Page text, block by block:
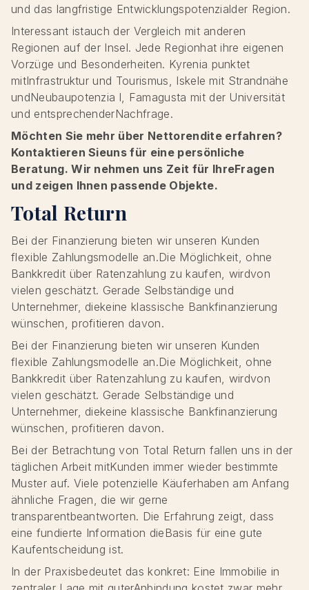
und das langfristige Entwicklungspotenzialder Region.
Interessant istauch der Vergleich mit anderen
Regionen auf der Insel. Jede Regionhat ihre eigenen
Vorzüge und Besonderheiten. Kyrenia punktet
mitInfrastruktur und Tourismus, Iskele mit Strandnähe
undNeubaupotenzia l, Famagusta mit der Universität
und entsprechenderNachfrage.
Möchten Sie mehr über Nettorendite erfahren?
Kontaktieren Sieuns für eine persönliche
Beratung. Wir nehmen uns Zeit für IhreFragen
und zeigen Ihnen passende Objekte.
Total Return
Bei der Finanzierung bieten wir unseren Kunden
flexible Zahlungsmodelle an.Die Möglichkeit, ohne
Bankkredit über Ratenzahlung zu kaufen, wirdvon
vielen geschätzt. Gerade Selbständige und
Unternehmer, diekeine klassische Bankfinanzierung
wünschen, profitieren davon.
Bei der Finanzierung bieten wir unseren Kunden
flexible Zahlungsmodelle an.Die Möglichkeit, ohne
Bankkredit über Ratenzahlung zu kaufen, wirdvon
vielen geschätzt. Gerade Selbständige und
Unternehmer, diekeine klassische Bankfinanzierung
wünschen, profitieren davon.
Bei der Betrachtung von Total Return fallen uns in der
täglichen Arbeit mitKunden immer wieder bestimmte
Muster auf. Viele potenzielle Käuferhaben am Anfang
ähnliche Fragen, die wir gerne
transparentbeantworten. Die Erfahrung zeigt, dass
eine fundierte Information dieBasis für eine gute
Kaufentscheidung ist.
In der Praxisbedeutet das konkret: Eine Immobilie in